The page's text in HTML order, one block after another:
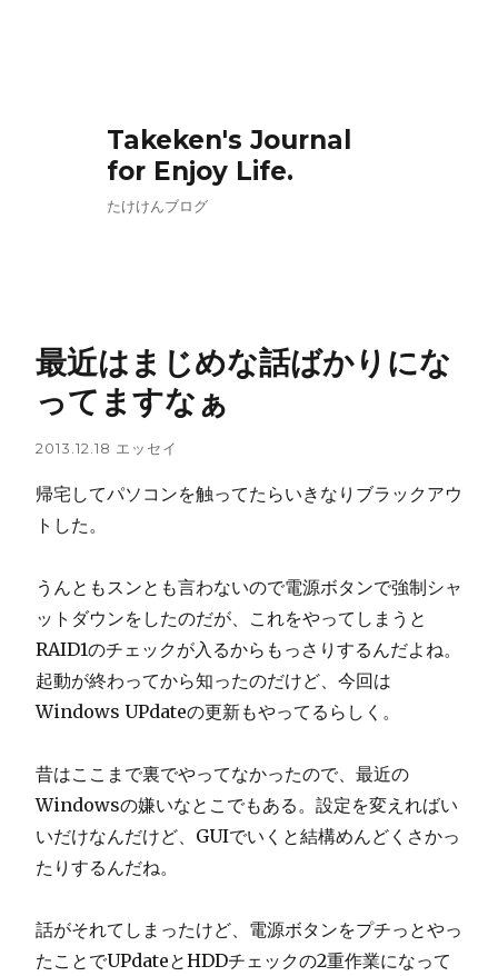
Takeken's Journal
for Enjoy Life.
たけけんブログ
最近はまじめな話ばかりにな
ってますなぁ
2013.12.18 エッセイ
帰宅してパソコンを触ってたらいきなりブラックアウ
トした。
うんともスンとも言わないので電源ボタンで強制シャ
ットダウンをしたのだが、これをやってしまうと
RAID1のチェックが入るからもっさりするんだよね。
起動が終わってから知ったのだけど、今回は
Windows UPdateの更新もやってるらしく。
昔はここまで裏でやってなかったので、最近の
Windowsの嫌いなとこでもある。設定を変えればい
いだけなんだけど、GUIでいくと結構めんどくさかっ
たりするんだね。
話がそれてしまったけど、電源ボタンをプチっとやっ
たことでUPdateとHDDチェックの2重作業になって